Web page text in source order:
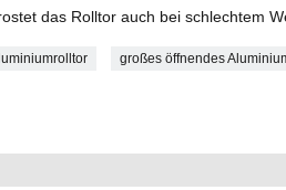
das Rolltor auch bei schlechtem
großes öffnendes